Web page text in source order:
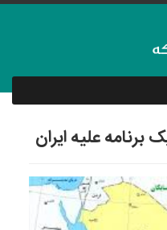
علیه ایران